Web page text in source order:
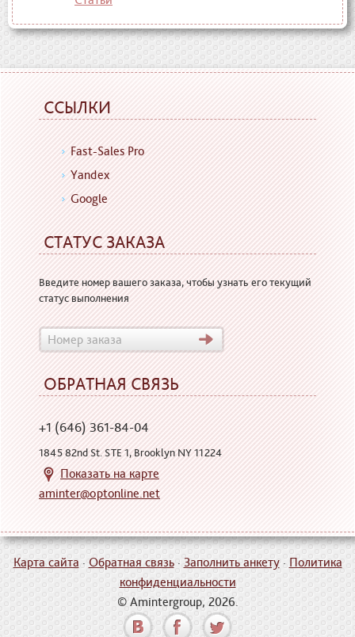
ССЫЛКИ
Fast-Sales Pro
Yandex
Google
СТАТУС ЗАКАЗА
Введите номер вашего заказа, чтобы узнать его текущий
статус выполнения
ОБРАТНАЯ СВЯЗЬ
+1 (646) 361-84-04
1845 82nd St. STE 1, Brooklyn NY 11224
Показать на карте
aminter@optonline.net
Карта сайта ·Обратная связь·Заполнить анкету·Политика
конфиденциальности
© Amintergroup, 2026.